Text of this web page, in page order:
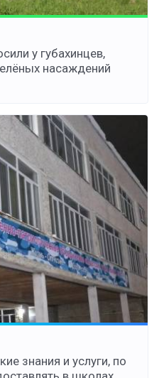
у губахинцев,
насаждений
знания и услуги, по